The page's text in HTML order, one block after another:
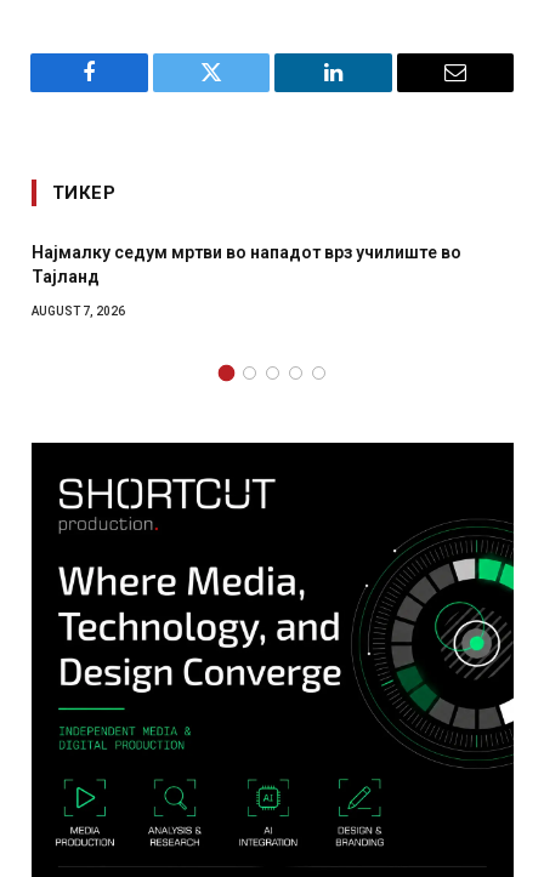
Facebook Twitter LinkedIn Email
ТИКЕР
врз училиште во
СОЗИС: Украинците повеќе